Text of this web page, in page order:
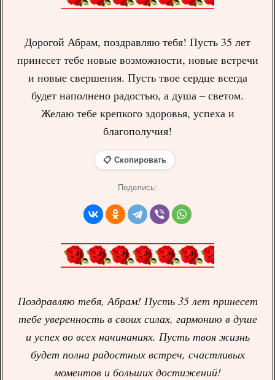
Дорогой Абрам, поздравляю тебя! Пусть 35 лет
принесет тебе новые возможности, новые встречи
и новые свершения. Пусть твое сердце всегда
будет наполнено радостью, а душа – светом.
Желаю тебе крепкого здоровья, успеха и
благополучия!
📋 Скопировать
Поделись:
Поздравляю тебя, Абрам! Пусть 35 лет принесет
тебе уверенность в своих силах, гармонию в душе
и успех во всех начинаниях. Пусть твоя жизнь
будет полна радостных встреч, счастливых
моментов и больших достижений!